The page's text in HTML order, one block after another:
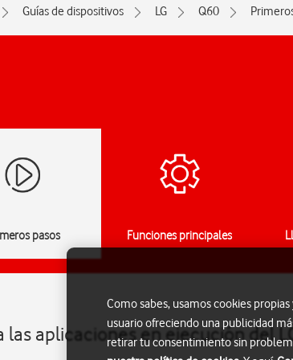
Guías de dispositivos LG Q60
pasos Funciones principales
las aplicaciones en ejecución del
Como sabes, usamos cookies
usuario ofreciendo una publicidad
retirar tu consentimiento sin